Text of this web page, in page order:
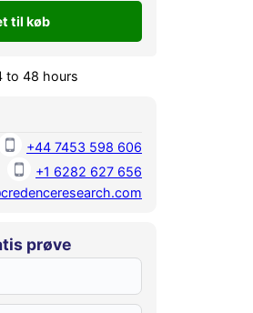
to 48 hours
+44 7453 598 606
+1 6282 627 656
prøve